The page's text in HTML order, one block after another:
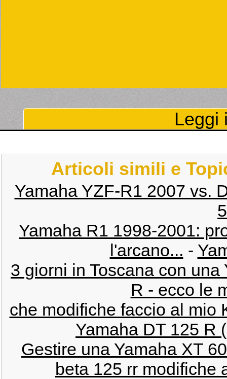
Leggi
Articoli simili e
Yamaha YZF-R1 2007 vs.
Yamaha R1 1998-2001:
l'arcano... -
3 giorni in Toscana con una
R - ecco le
che modifiche faccio al mio
Yamaha DT 125 R
Gestire una Yamaha XT
beta 125 rr modifiche